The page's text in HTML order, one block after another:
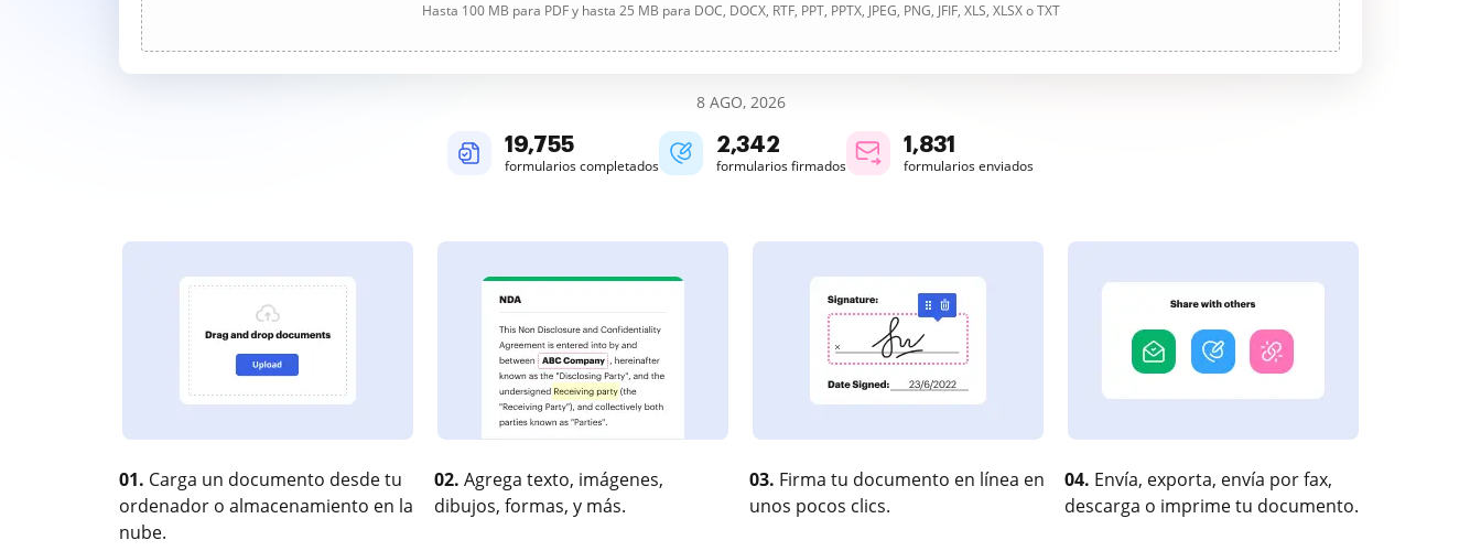
Hasta 100 MB para PDF y hasta 25 MB para DOC, DOCX, RTF, PPT, PPTX, JPEG, PNG, JFIF, XLS, XLSX o TXT
8 AGO, 2026
19,756
formularios completados
2,343
formularios firmados
1,831
formularios enviados
01. Carga un documento desde tu
ordenador o almacenamiento en la
nube.
02. Agrega texto, imágenes,
dibujos, formas, y más.
03. Firma tu documento en línea en
unos pocos clics.
04. Envía, exporta, envía por fax,
descarga o imprime tu documento.